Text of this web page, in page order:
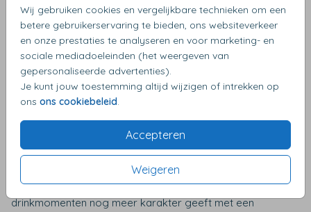
Wij gebruiken cookies en vergelijkbare technieken om een
betere gebruikerservaring te bieden, ons websiteverkeer
en onze prestaties te analyseren en voor marketing- en
sociale mediadoeleinden (het weergeven van
gepersonaliseerde advertenties).
Je kunt jouw toestemming altijd wijzigen of intrekken op
ons ons cookiebeleid.
Accepteren
Weigeren
gelegenheid
Gegraveerde glazen van Simply Colors zijn een elegante
toevoeging aan elke tafelsetting. Kies uit waterglazen,
wijnglazen of andere drankglazen en voeg een
persoonlijke gravure toe, zoals een naam, initialen of een
speciale boodschap. Perfect voor verjaardagen, jubilea,
een bruiloft of gewoon om je eigen servies een unieke
twist te geven. Elk glas wordt met precisie gegraveerd,
zodat de details scherp en duurzaam zijn. Deze glazen zijn
niet alleen mooi, maar ook praktisch en geschikt voor
dagelijks gebruik. Ontdek hoe je jouw eet- en
drinkmomenten nog meer karakter geeft met een